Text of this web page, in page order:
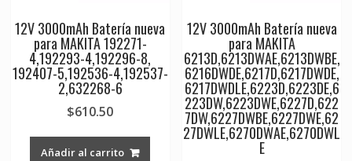
12V 3000mAh Batería nueva
para MAKITA 192271-
4,192293-4,192296-8,
192407-5,192536-4,192537-
2,632268-6
$610.50
Añadir al carrito
12V 3000mAh Batería nueva
para MAKITA
6213D,6213DWAE,6213DWBE,
6216DWDE,6217D,6217DWDE,
6217DWDLE,6223D,6223DE,6
223DW,6223DWE,6227D,622
7DW,6227DWBE,6227DWE,62
27DWLE,6270DWAE,6270DWL
E